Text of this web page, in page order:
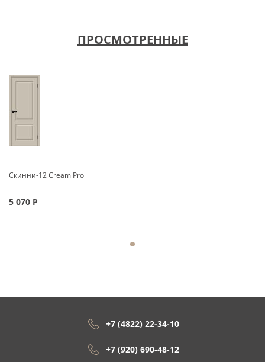
ПРОСМОТРЕННЫЕ
Скинни-12 Cream Pro
5 070 Р
+7 (4822) 22-34-10
+7 (920) 690-48-12